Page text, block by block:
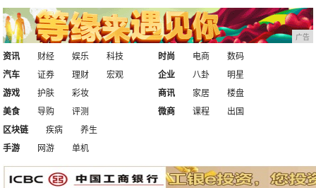
广告
资讯 财经 娱乐
科技
汽车
证券 理财 宏观
时尚 电商
数码
企业
八卦
明星
游戏
护肤
彩妆
美食
导购 评测
商讯 家居
楼盘
微商
课程
出国
区块链
疾病
养生
手游
网游 单机